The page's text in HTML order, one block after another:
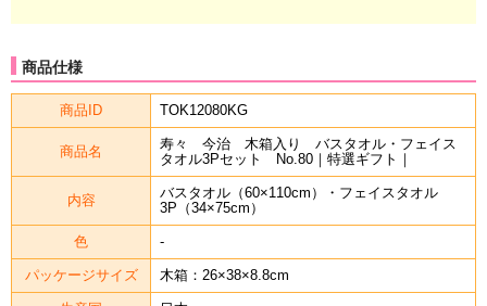
商品仕様
商品ID TOK12080KG
商品名
寿々 今治 木箱入り バスタオル・フェイス
タオル3Pセット No.80｜特選ギフト｜
内容
バスタオル（60×110cm）・フェイスタオル
3P（34×75cm）
色 -
パッケージサイズ 木箱：26×38×8.8cm